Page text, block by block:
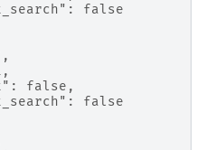
false
false,
false